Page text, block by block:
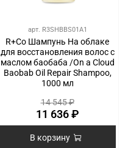
арт. R3SHBBS01A1
R+Co Шампунь На облаке
для восстановления волос с
маслом баобаба /On a Cloud
Baobab Oil Repair Shampoo,
1000 мл
14 545 ₽
11 636 ₽
В корзину